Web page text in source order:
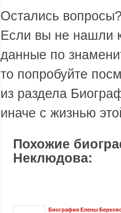
Остались
Если вы не нашли
данные по
то попробуйте
из раздела
иначе с жизнью
Похожие
Неклюдова:
Биография Елены